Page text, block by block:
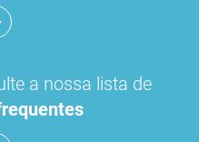
a nossa lista de